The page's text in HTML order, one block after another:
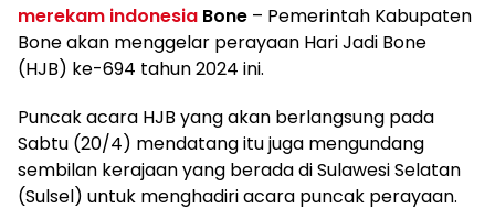
merekam indonesia Bone – Pemerintah Kabupaten
Bone akan menggelar perayaan Hari Jadi Bone
(HJB) ke-694 tahun 2024 ini.
Puncak acara HJB yang akan berlangsung pada
Sabtu (20/4) mendatang itu juga mengundang
sembilan kerajaan yang berada di Sulawesi Selatan
(Sulsel) untuk menghadiri acara puncak perayaan.